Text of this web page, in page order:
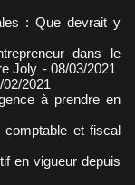
: Que devrait y
dans le
Joly - 08/03/2021
02/2021
à prendre en
comptable et fiscal
en vigueur depuis